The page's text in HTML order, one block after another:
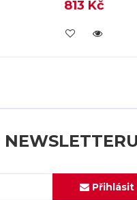
813 Kč
KOUPIT
NEWSLETTERU
Přihlásit